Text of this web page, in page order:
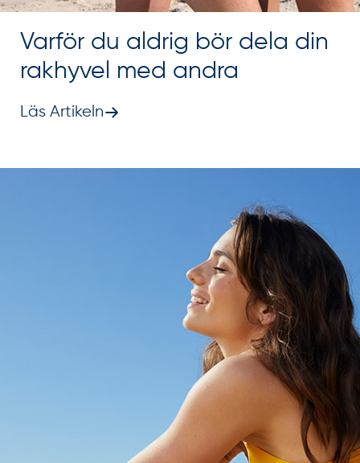
Varför du aldrig bör dela din
rakhyvel med andra
Läs Artikeln